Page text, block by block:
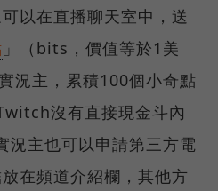
以在直播聊天室中，送
」（bits，價值等於1美
況主，累積100個小奇點
沒有直接現金斗內
況主也可以申請第三方電
在頻道介紹欄，其他方